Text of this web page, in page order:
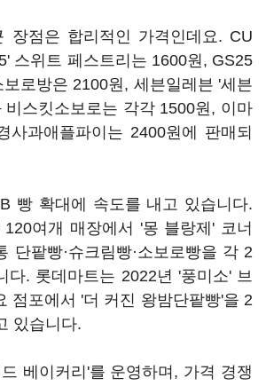
장점은 합리적인 가격인데요. CU
스위트 페스트리는 1600원, GS25
로방은 2100원, 세븐일레븐 '세븐
비스킷소보로는 각각 1500원, 이마
사과애플파이는 2400원에 판매되
빵 확대에 속도를 내고 있습니다.
여개 매장에서 '몽 블랑제' 코너
단팥빵·슈크림빵·소보로빵을 각 2
다. 롯데마트는 2022년 '풍미소' 브
점포에서 '더 커진 왕밤단팥빵'을 2
있습니다.
베이커리'를 운영하며, 가격 경쟁